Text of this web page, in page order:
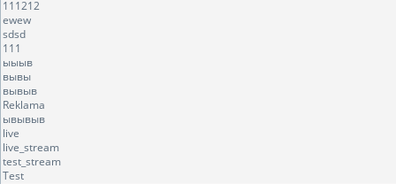
111212
ewew
sdsd
111
ыыыв
вывы
вывыв
Reklama
ывывыв
live
live_stream
test_stream
Test